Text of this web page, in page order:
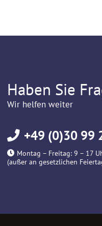
Haben Sie
Wir helfen weiter
+49 (0)30 99
Montag – Freitag: 9 – 17
(außer an gesetzlichen